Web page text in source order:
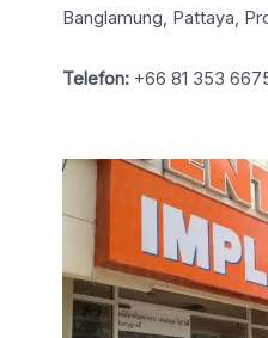
Banglamung, Pattaya,
Telefon:+66 81 353